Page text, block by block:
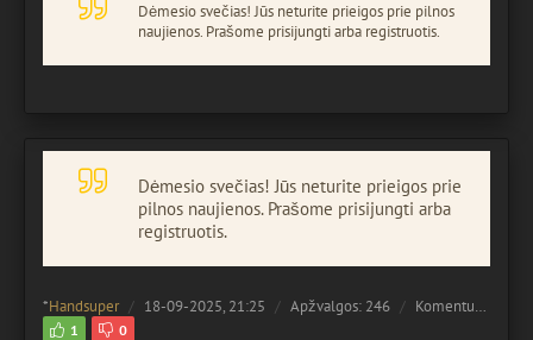
Dėmesio svečias! Jūs neturite prieigos prie pilnos
naujienos. Prašome prisijungti arba registruotis.
Dėmesio svečias! Jūs neturite prieigos prie
pilnos naujienos. Prašome prisijungti arba
registruotis.
*Handsuper 18-09-2025, 21:25 Apžvalgos: 246 Komentuota:
1 0